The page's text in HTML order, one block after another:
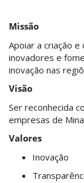
Missão
Apoiar a criação
inovadores e
inovação nas
Visão
Ser reconhecida
empresas de
Valores
Inovação